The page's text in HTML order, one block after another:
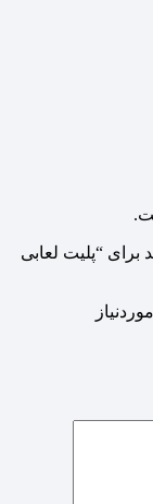
برای “پلیت لعابی